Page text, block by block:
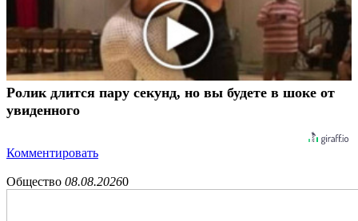
Ролик длится пару секунд, но вы будете в шоке от
увиденного
Комментировать
Общество 08.08.20260